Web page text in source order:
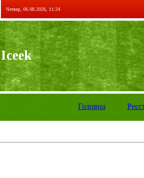
Четвер, 06.08.2026, 11:24
Iceek
Головна